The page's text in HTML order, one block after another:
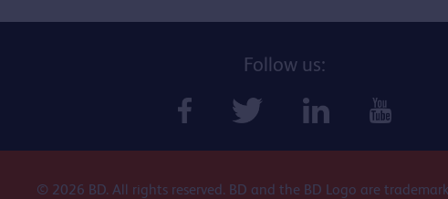
Follow us:
© 2026 BD. All rights reserved. BD and the BD Logo are